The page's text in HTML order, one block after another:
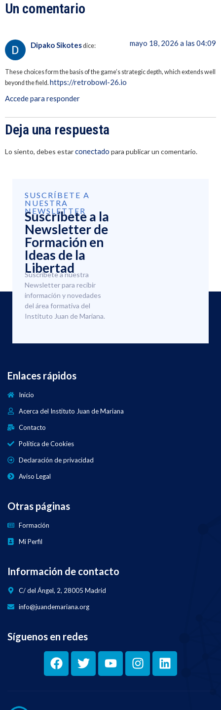
Un comentario
Dipako Sikotesdice: mayo 18, 2026 a las 04:09
These choices form the basis of the game’s strategic depth, which extends well
beyond the field. https://retrobowl-26.io
Accede para responder
Deja una respuesta
Lo siento, debes estarconectado para publicar un comentario.
SUSCRÍBETE A
NUESTRA
NEWSLETTER
Suscríbete a la
Newsletter de
Formación en
Ideas de la
Libertad
Suscríbete a nuestra
Newsletter para recibir
información y novedades
del área formativa del
Instituto Juan de Mariana.
Enlaces rápidos
Inicio
Acerca del Instituto Juan de Mariana
Contacto
Política de Cookies
Declaración de privacidad
Aviso Legal
Otras páginas
Formación
Mi Perfil
Información de contacto
C/ del Ángel, 2, 28005 Madrid
info@juandemariana.org
Síguenos en redes